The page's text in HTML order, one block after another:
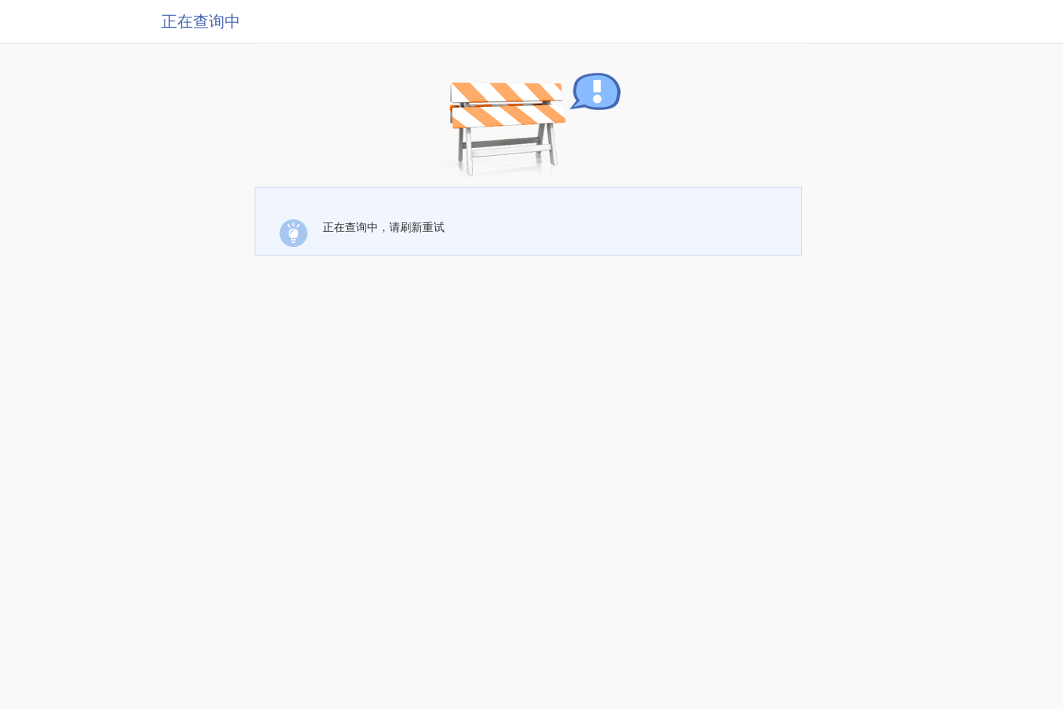
正在查询中
正在查询中，请刷新重试